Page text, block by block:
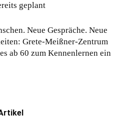
geplant
Neue Gespräche. Neue
Grete-Meißner-Zentrum
ab 60 zum Kennenlernen ein